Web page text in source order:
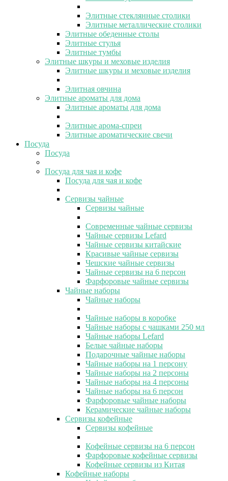
Элитные стеклянные столики
Элитные металлические столики
Элитные обеденные столы
Элитные стулья
Элитные тумбы
Элитные шкуры и меховые изделия
Элитные шкуры и меховые изделия
Элитная овчина
Элитные ароматы для дома
Элитные ароматы для дома
Элитные арома-спреи
Элитные ароматические свечи
Посуда
Посуда
Посуда для чая и кофе
Посуда для чая и кофе
Сервизы чайные
Сервизы чайные
Современные чайные сервизы
Чайные сервизы Lefard
Чайные сервизы китайские
Красивые чайные сервизы
Чешские чайные сервизы
Чайные сервизы на 6 персон
Фарфоровые чайные сервизы
Чайные наборы
Чайные наборы
Чайные наборы в коробке
Чайные наборы с чашками 250 мл
Чайные наборы Lefard
Белые чайные наборы
Подарочные чайные наборы
Чайные наборы на 1 персону
Чайные наборы на 2 персоны
Чайные наборы на 4 персоны
Чайные наборы на 6 персон
Фарфоровые чайные наборы
Керамические чайные наборы
Сервизы кофейные
Сервизы кофейные
Кофейные сервизы на 6 персон
Фарфоровые кофейные сервизы
Кофейные сервизы из Китая
Кофейные наборы